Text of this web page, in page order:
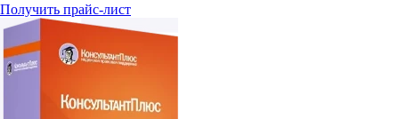
Получить прайс-лист